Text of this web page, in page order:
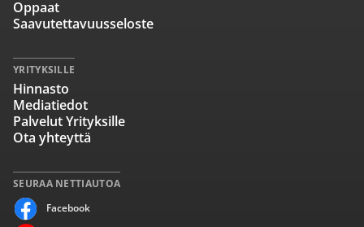
SEURAA NETTIAUTOA
Facebook
Oppaat
Saavutettavuusseloste
YRITYKSILLE
Hinnasto
Mediatiedot
Palvelut Yrityksille
Ota yhteyttä